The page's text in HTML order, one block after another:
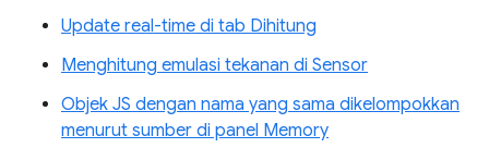
Update real-time di tab Dihitung
Menghitung emulasi tekanan di Sensor
Objek JS dengan nama yang sama dikelompokkan
menurut sumber di panel Memory